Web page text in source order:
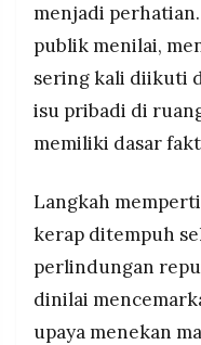
menjadi
publik menilai,
sering kali diikuti
isu pribadi di
memiliki dasar
Langkah
kerap ditempuh
perlindungan
dinilai
upaya menekan